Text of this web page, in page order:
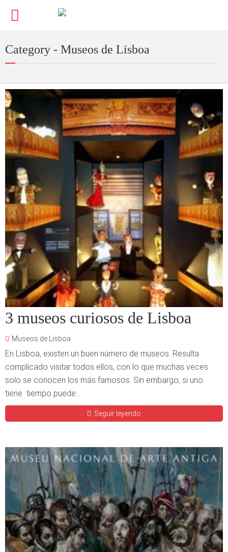
Category - Museos de Lisboa
3 museos curiosos de Lisboa
Museos de Lisboa
En Lisboa, existen un buen número de museos. Resulta
complicado visitar todos ellos, con lo que muchas veces
solo se conocen los más famosos. Sin embargo, si uno
tiene tiempo puede...
Seguir leyendo